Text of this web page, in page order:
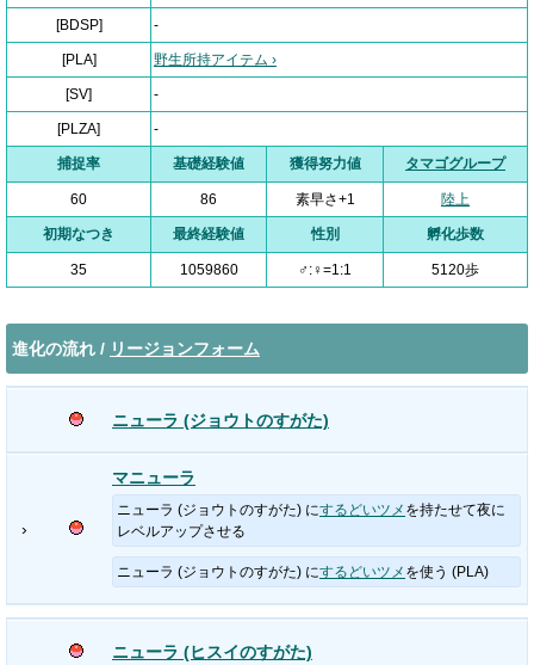
[BDSP] -
[PLA] 野生所持アイテム ›
[SV] -
[PLZA] -
捕捉率 基礎経験値 獲得努力値 タマゴグループ
60 86 素早さ+1 陸上
初期なつき 最終経験値 性別 孵化歩数
35 1059860 ♂:♀=1:1 5120歩
進化の流れ / リージョンフォーム
ニューラ (ジョウトのすがた)
›
マニューラ
ニューラ (ジョウトのすがた) にするどいツメ を持たせて夜に
レベルアップさせる
ニューラ (ジョウトのすがた) にするどいツメ を使う (PLA)
ニューラ (ヒスイのすがた)